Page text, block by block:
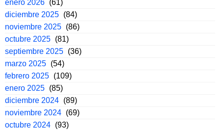
enero 2026 (61)
diciembre 2025 (84)
noviembre 2025 (86)
octubre 2025 (81)
septiembre 2025 (36)
marzo 2025 (54)
febrero 2025 (109)
enero 2025 (85)
diciembre 2024 (89)
noviembre 2024 (69)
octubre 2024 (93)